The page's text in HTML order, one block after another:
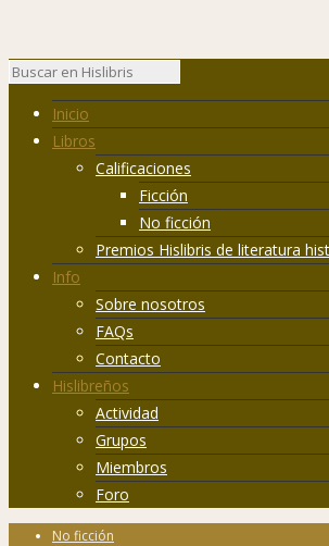
Inicio
Libros
Calificaciones
Ficción
No ficción
Premios Hislibris de literatura
Info
Sobre nosotros
FAQs
Contacto
Hislibreños
Actividad
Grupos
Miembros
Foro
No ficción